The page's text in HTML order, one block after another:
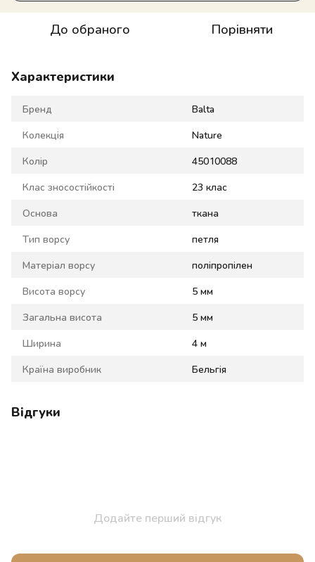
До обраного Порівняти
Характеристики
Бренд Balta
Колекція Nature
Колір 45010088
Клас зносостійкості 23 клас
Основа ткана
Тип ворсу петля
Матеріал ворсу поліпропілен
Висота ворсу 5 мм
Загальна висота 5 мм
Ширина 4 м
Країна виробник Бельгія
Відгуки
Додайте перший відгук